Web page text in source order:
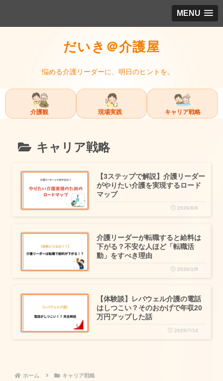
MENU
だいき＠介護屋
悩める介護リーダーに、明日のヒントを。
介護観 現場実践 キャリア戦略
キャリア戦略
【3ステップで解説】介護リーダー
がやりたい介護を実現するロード
マップ
2026/8/8
介護リーダーが転職すると給料は
下がる？不安な人ほど「転職活
動」をすべき理由
2026/1/9
【体験談】レバウェル介護の電話
はしつこい？そのおかげで年収20
万円アップした話
2025/7/14
ホーム キャリア戦略